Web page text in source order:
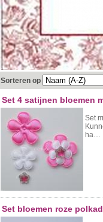
Sorteren op
Set 4 satijnen bloemen
Set
ha…
Set bloemen roze